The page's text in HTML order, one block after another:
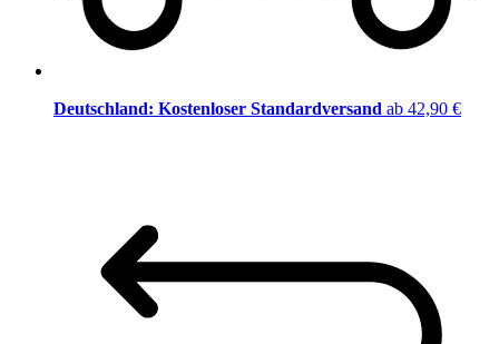
Deutschland: Kostenloser Standardversand ab 42,90 €